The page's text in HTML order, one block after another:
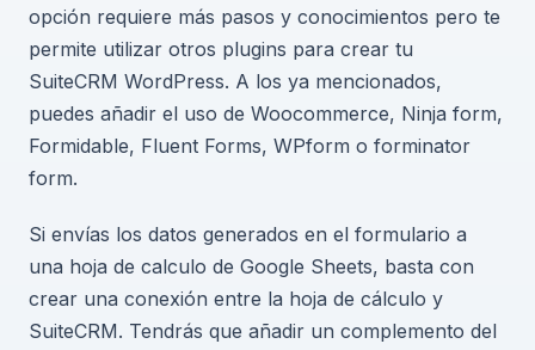
opción requiere más pasos y conocimientos pero te
permite utilizar otros plugins para crear tu
SuiteCRM WordPress. A los ya mencionados,
puedes añadir el uso de Woocommerce, Ninja form,
Formidable, Fluent Forms, WPform o forminator
form.
Si envías los datos generados en el formulario a
una hoja de calculo de Google Sheets, basta con
crear una conexión entre la hoja de cálculo y
SuiteCRM. Tendrás que añadir un complemento del